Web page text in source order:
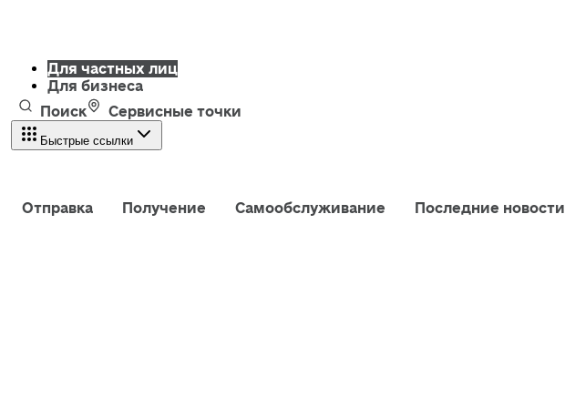
Для частных лиц
Для бизнеса
Поиск
Сервисные точки
Быстрые ссылки
Отправка Получение Самообслуживание Последние новости